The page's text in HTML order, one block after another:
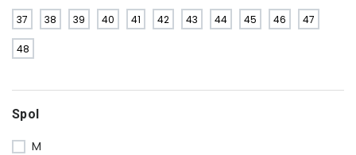
37 38 39 40 41 42 43 44 45 46 47
48
Spol
M